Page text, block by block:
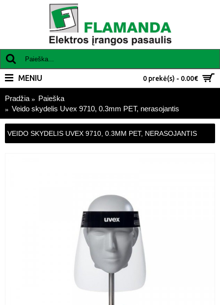
0 prekė(s) - 0.00€
MENIU
Pradžia
Paieška
Veido skydelis Uvex 9710, 0.3mm PET, nerasojantis
VEIDO SKYDELIS UVEX 9710, 0.3MM PET, NERASOJANTIS